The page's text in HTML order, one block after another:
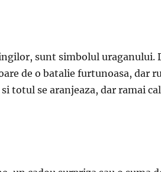
sunt simbolul uraganului.
de o batalie furtunoasa, dar
totul se aranjeaza, dar ramai